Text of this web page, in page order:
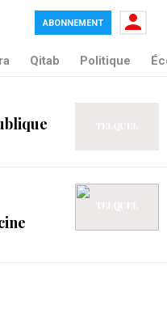
ABONNEMENT
Qitab Politique